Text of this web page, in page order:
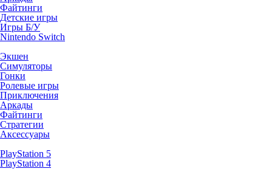
Файтинги
Детские игры
Игры Б/У
Nintendo Switch
Экшен
Симуляторы
Гонки
Ролевые игры
Приключения
Аркады
Файтинги
Стратегии
Аксессуары
PlayStation 5
PlayStation 4